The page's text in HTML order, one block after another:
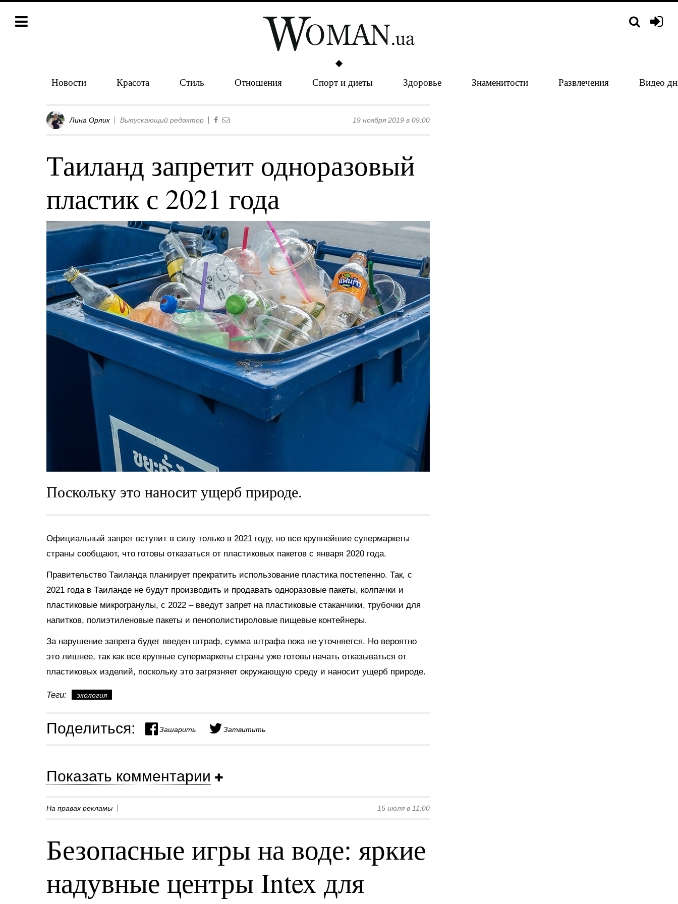
Новости Красота Стиль Отношения Спорт и диеты Здоровье Знаменитости Развлечения Видео
Лина Орлик Выпускающий редактор 19 ноября 2019 в 09:00
Таиланд запретит одноразовый
пластик с 2021 года
Поскольку это наносит ущерб природе.
Официальный запрет вступит в силу только в 2021 году, но все крупнейшие супермаркеты
страны сообщают, что готовы отказаться от пластиковых пакетов с января 2020 года.
Правительство Таиланда планирует прекратить использование пластика постепенно. Так, с
2021 года в Таиланде не будут производить и продавать одноразовые пакеты, колпачки и
пластиковые микрогранулы, с 2022 – введут запрет на пластиковые стаканчики, трубочки для
напитков, полиэтиленовые пакеты и пенополистироловые пищевые контейнеры.
За нарушение запрета будет введен штраф, сумма штрафа пока не уточняется. Но вероятно
это лишнее, так как все крупные супермаркеты страны уже готовы начать отказываться от
пластиковых изделий, поскольку это загрязняет окружающую среду и наносит ущерб природе.
Теги: экология
Поделиться: Зашарить Затвитить
Показать комментарии
На правах рекламы 15 июля в 11:00
Безопасные игры на воде: яркие
надувные центры Intex для